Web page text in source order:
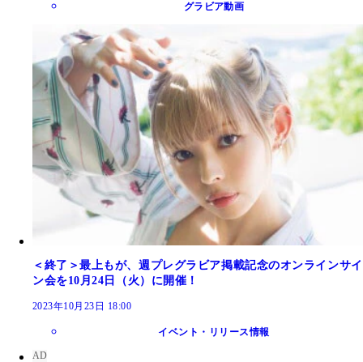
グラビア動画
＜終了＞最上もが、週プレグラビア掲載記念のオンラインサイ
ン会を10月24日（火）に開催！
2023年10月23日 18:00
イベント・リリース情報